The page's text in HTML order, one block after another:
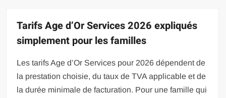
Tarifs Age d’Or Services 2026 expliqués
simplement pour les familles
Les tarifs Age d’Or Services pour 2026 dépendent de
la prestation choisie, du taux de TVA applicable et de
la durée minimale de facturation. Pour une famille qui